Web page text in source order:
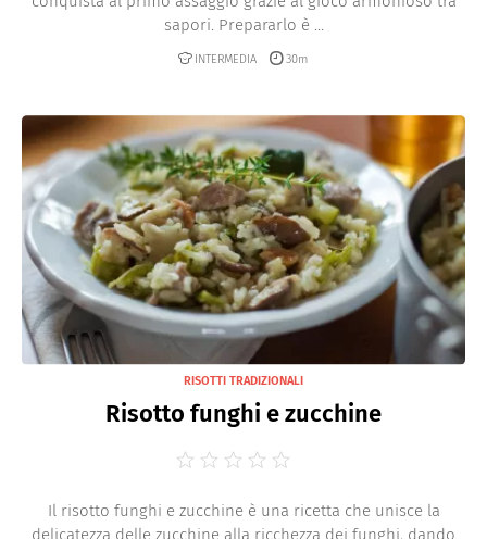
sapori. Prepararlo è ...
INTERMEDIA 30m
RISOTTI TRADIZIONALI
Risotto funghi e zucchine
Il risotto funghi e zucchine è una ricetta che unisce la
delicatezza delle zucchine alla ricchezza dei funghi, dando